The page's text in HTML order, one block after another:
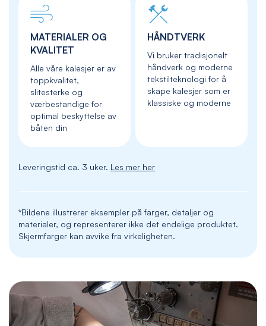
MATERIALER OG
KVALITET
Alle våre kalesjer er av
toppkvalitet,
slitesterke og
værbestandige for
optimal beskyttelse av
båten din
HÅNDTVERK
Vi bruker tradisjonelt
håndverk og moderne
tekstilteknologi for å
skape kalesjer som er
klassiske og moderne
Leveringstid ca. 3 uker. Les mer her
*Bildene illustrerer eksempler på farger, detaljer og
materialer, og representerer ikke det endelige produktet.
Skjermfarger kan avvike fra virkeligheten.